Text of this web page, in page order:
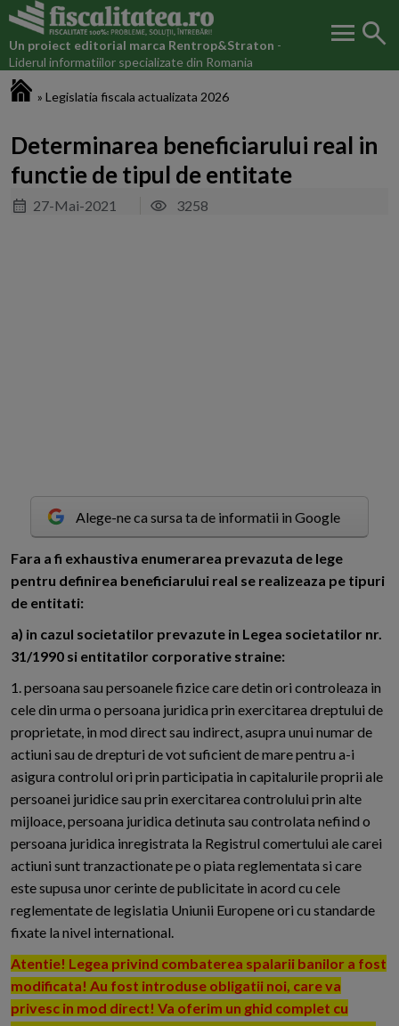
Un proiect editorial marca Rentrop&Straton -
Liderul informatiilor specializate din Romania
menu search
» Legislatia fiscala actualizata 2026
Determinarea beneficiarului real in
functie de tipul de entitate
27-Mai-2021 3258
Alege-ne ca sursa ta de informatii in Google
Fara a fi exhaustiva enumerarea prevazuta de lege
pentru definirea beneficiarului real se realizeaza pe tipuri
de entitati:
a) in cazul societatilor prevazute in Legea societatilor nr.
31/1990 si entitatilor corporative straine:
1. persoana sau persoanele fizice care detin ori controleaza in
cele din urma o persoana juridica prin exercitarea dreptului de
proprietate, in mod direct sau indirect, asupra unui numar de
actiuni sau de drepturi de vot suficient de mare pentru a-i
asigura controlul ori prin participatia in capitalurile proprii ale
persoanei juridice sau prin exercitarea controlului prin alte
mijloace, persoana juridica detinuta sau controlata nefiind o
persoana juridica inregistrata la Registrul comertului ale carei
actiuni sunt tranzactionate pe o piata reglementata si care
este supusa unor cerinte de publicitate in acord cu cele
reglementate de legislatia Uniunii Europene ori cu standarde
fixate la nivel international.
Atentie! Legea privind combaterea spalarii banilor a fost
modificata! Au fost introduse obligatii noi, care va
privesc in mod direct! Va oferim un ghid complet cu